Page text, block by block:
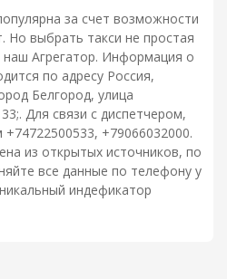
за счет возможности
Но выбрать такси не простая
наш Агрегатор. Информация о
по адресу Россия,
Белгород, улица
Для связи с диспетчером,
+79066032000.
из открытых источников, по
все данные по телефону у
индефикатор